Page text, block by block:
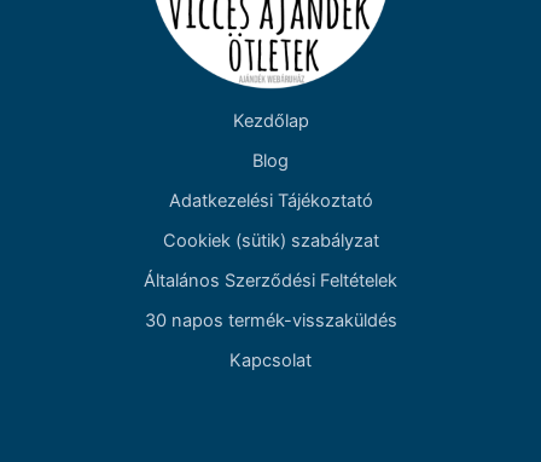
Kezdőlap
Blog
Adatkezelési Tájékoztató
Cookiek (sütik) szabályzat
Általános Szerződési Feltételek
30 napos termék-visszaküldés
Kapcsolat